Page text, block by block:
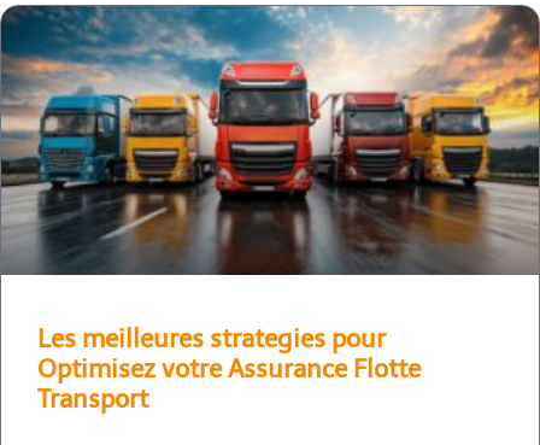
Les meilleures strategies pour
Optimisez votre Assurance Flotte
Transport